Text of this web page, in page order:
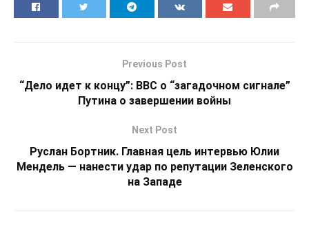
Previous Post
“Дело идет к концу”: BBC о “загадочном сигнале”
Путина о завершении войны
Next Post
Руслан Бортник. Главная цель интервью Юлии
Мендель — нанести удар по репутации Зеленского
на Западе